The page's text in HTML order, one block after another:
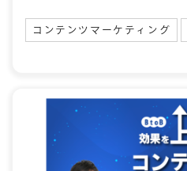
コンテンツマーケティング